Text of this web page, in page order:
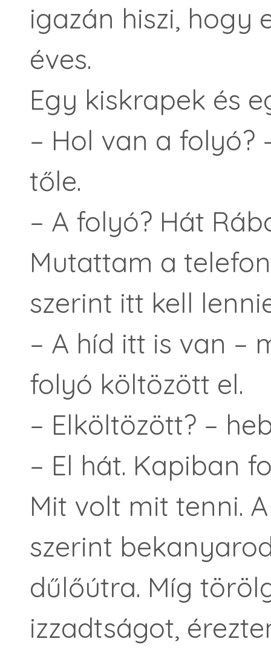
igazán hiszi, hogy
éves.
Egy kiskrapek és
– Hol van a folyó?
tőle.
– A folyó? Hát
Mutattam a
szerint itt kell
– A híd itt is van –
folyó költözött el.
– Elköltözött? –
– El hát. Kapiban
Mit volt mit tenni.
szerint
dűlőútra. Míg
izzadtságot,